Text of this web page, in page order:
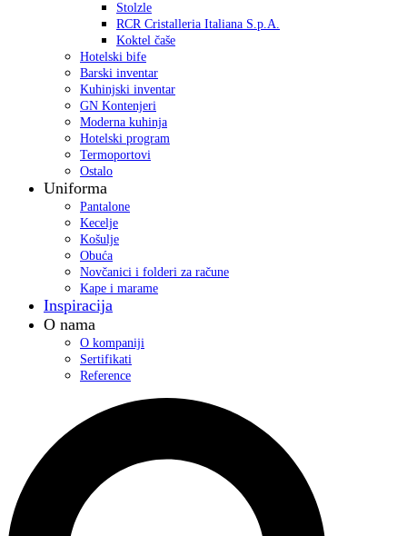
Stolzle
RCR Cristalleria Italiana S.p.A.
Koktel čaše
Hotelski bife
Barski inventar
Kuhinjski inventar
GN Kontenjeri
Moderna kuhinja
Hotelski program
Termoportovi
Ostalo
Uniforma
Pantalone
Kecelje
Košulje
Obuća
Novčanici i folderi za račune
Kape i marame
Inspiracija
O nama
O kompaniji
Sertifikati
Reference